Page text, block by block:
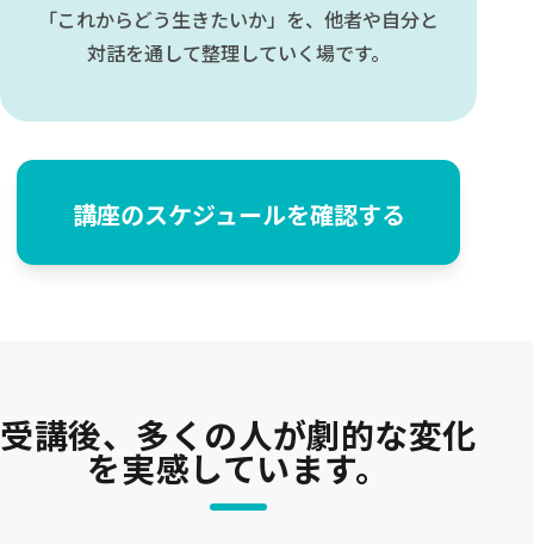
「これからどう生きたいか」を、他者や自分と
対話を通して整理していく場です。
講座のスケジュールを確認する
受講後、多くの人が劇的な変化
を実感しています。